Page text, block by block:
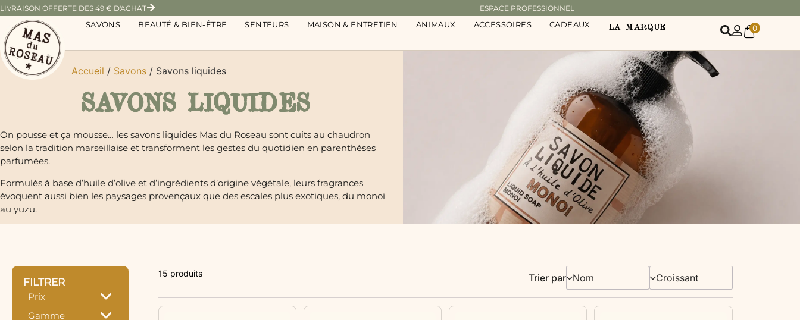
LIVRAISON OFFERTE DES 49 € D'ACHAT ESPACE PROFESSIONNEL
SAVONS BEAUTÉ & BIEN-ÊTRE SENTEURS MAISON & ENTRETIEN ANIMAUX ACCESSOIRES CADEAUX LA MARQUE 0
Accueil / Savons / Savons liquides
SAVONS LIQUIDES
On pousse et ça mousse… les savons liquides Mas du Roseau sont cuits au chaudron
selon la tradition marseillaise et transforment les gestes du quotidien en parenthèses
parfumées.
Formulés à base d’huile d’olive et d’ingrédients d’origine végétale, leurs fragrances
évoquent aussi bien les paysages provençaux que des escales plus exotiques, du monoï
au yuzu.
FILTRER
Prix
Gamme
15 produits Trier par